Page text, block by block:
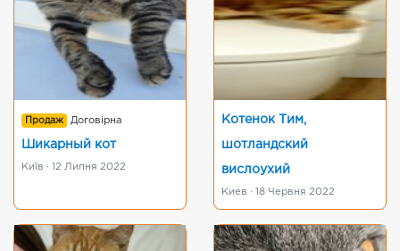
Продаж Договірна
Шикарный кот
Київ · 12 Липня 2022
Котенок Тим,
шотландский
вислоухий
Киев · 18 Червня 2022